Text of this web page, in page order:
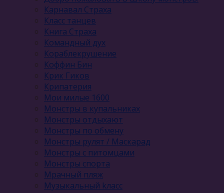
Карнавал Cтраха
Класс танцев
Книга Страха
Командный дух
Кораблекрушение
Коффин Бин
Крик Гиков
Крипатерия
Мои милые 1600
Монстры в купальниках
Монстры отдыхают
Монстры по обмену
Монстры рулят / Маскарад
Монстры с питомцами
Монстры спорта
Мрачный пляж
Музыкальный kласс